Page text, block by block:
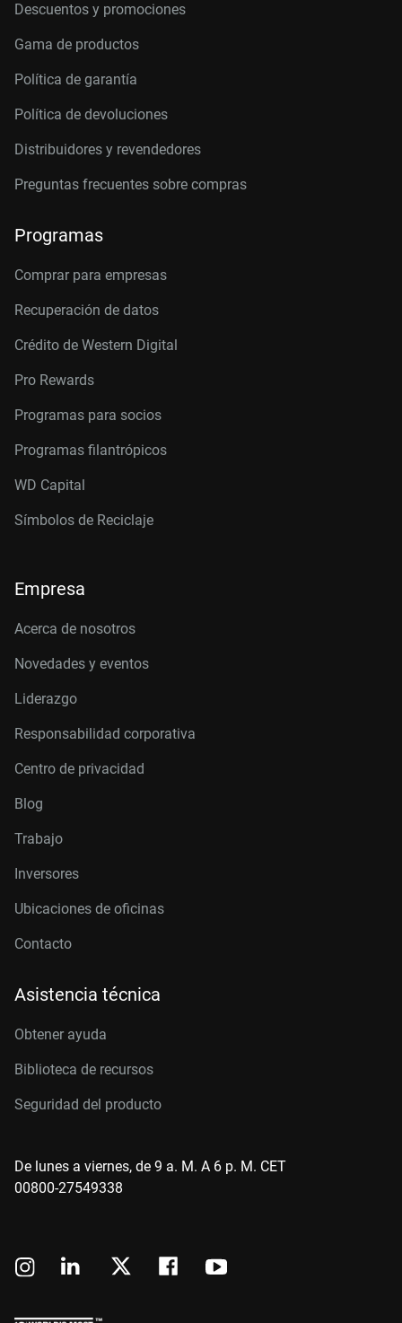
Descuentos y promociones
Gama de productos
Política de garantía
Política de devoluciones
Distribuidores y revendedores
Preguntas frecuentes sobre compras
Programas
Comprar para empresas
Recuperación de datos
Crédito de Western Digital
Pro Rewards
Programas para socios
Programas filantrópicos
WD Capital
Símbolos de Reciclaje
Empresa
Acerca de nosotros
Novedades y eventos
Liderazgo
Responsabilidad corporativa
Centro de privacidad
Blog
Trabajo
Inversores
Ubicaciones de oficinas
Contacto
Asistencia técnica
Obtener ayuda
Biblioteca de recursos
Seguridad del producto
De lunes a viernes, de 9 a. M. A 6 p. M. CET
00800-27549338